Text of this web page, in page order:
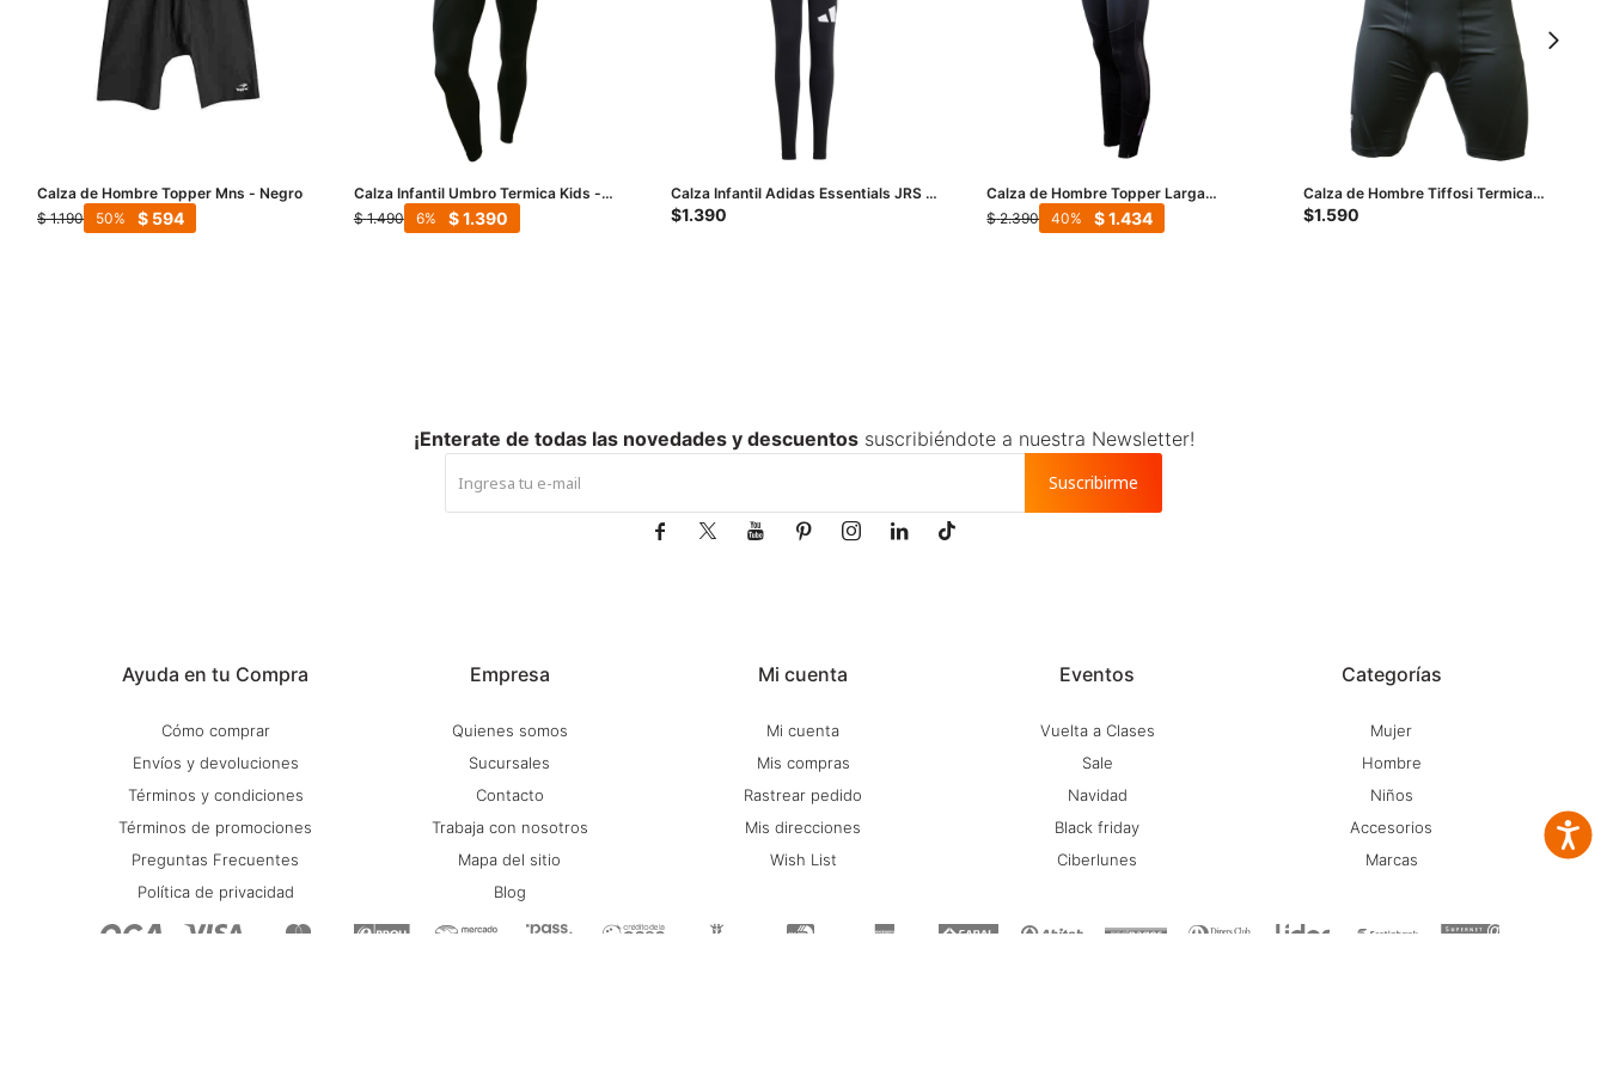
Calza de Hombre Topper Mns - Negro
$ 1.190 $ 594
50
Calza Infantil Umbro Termica Kids -
Negro
$ 1.490 $1.390
6
Calza Infantil Adidas Essentials JRS -
Negro - Blanco
$1.390
Calza de Hombre Topper Larga
Running - Negro
$ 2.390 $1.434
40
Calza de Hombre Tiffosi Termica
Corta - Negro
$1.590
Ayuda en tu Compra
Cómo comprar
Envíos y devoluciones
Términos y condiciones
Términos de promociones
Preguntas Frecuentes
Política de privacidad
Empresa
Quienes somos
Sucursales
Contacto
Trabaja con nosotros
Mapa del sitio
Blog
Mi cuenta
Mi cuenta
Mis compras
Rastrear pedido
Mis direcciones
Wish List
Eventos
Vuelta a Clases
Sale
Navidad
Black friday
Ciberlunes
Categorías
Mujer
Hombre
Niños
Accesorios
Marcas
¡Enterate de todas las novedades y descuentossuscribiéndote a nuestra Newsletter!
Suscribirme
      